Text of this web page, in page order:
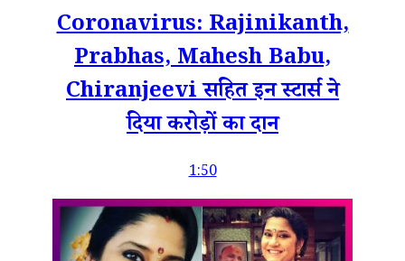
Coronavirus: Rajinikanth,
Prabhas, Mahesh Babu,
Chiranjeevi सहित इन स्टार्स ने
दिया करोड़ों का दान
1:50